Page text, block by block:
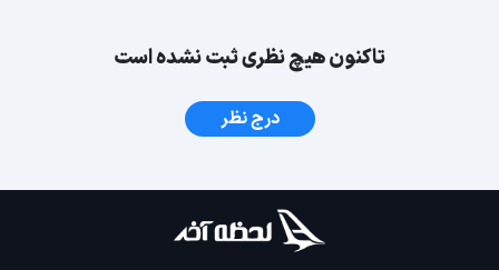
تاکنون هیچ نظری ثبت نشده است
درج نظر